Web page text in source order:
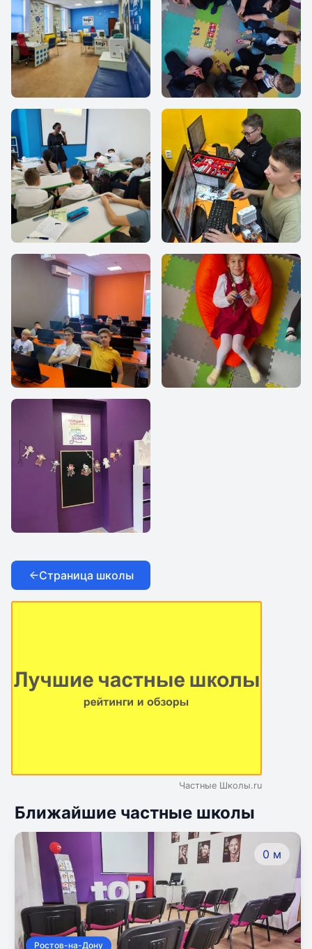
TOP IT SCHOOL г.
Ростов-на-Дону
Игра
Speaking Club Оборудование
компьютерный
Страница школы
Частные Школы.ru
Ближайшие частные школы
0 м
Ростов-на-Дону